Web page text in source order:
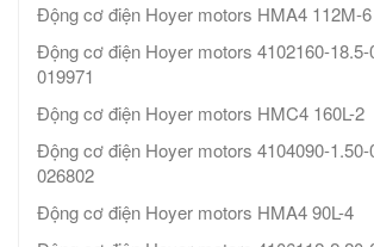
Động cơ điện Hoyer motors HMA4 112M-6
Động cơ điện Hoyer motors 4102160-18.5-
019971
Động cơ điện Hoyer motors HMC4 160L-2
Động cơ điện Hoyer motors 4104090-1.50-
026802
Động cơ điện Hoyer motors HMA4 90L-4